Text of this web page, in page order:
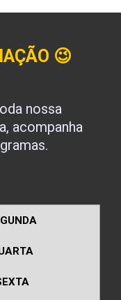
😉
nossa
acompanha